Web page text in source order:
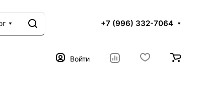
+7 (996) 332-7064
Войти